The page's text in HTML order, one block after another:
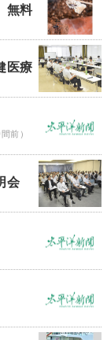
無料
医療
前）
会